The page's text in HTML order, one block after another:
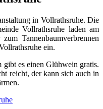
in Vollrathsruhe. Die
Vollrathsruhe laden am
Tannenbaumverbrennen
ein.
gibt es einen Glühwein gratis.
reicht, der kann sich auch in